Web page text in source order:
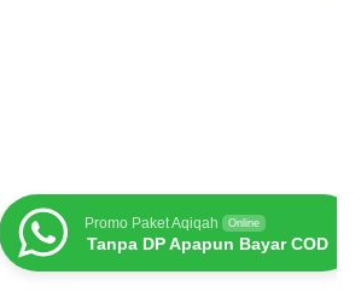
Promo Paket Aqiqah Online
Tanpa DP Apapun Bayar COD